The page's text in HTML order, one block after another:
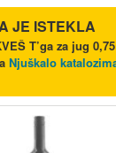
JE ISTEKLA
T’ga za jug
Njuškalo